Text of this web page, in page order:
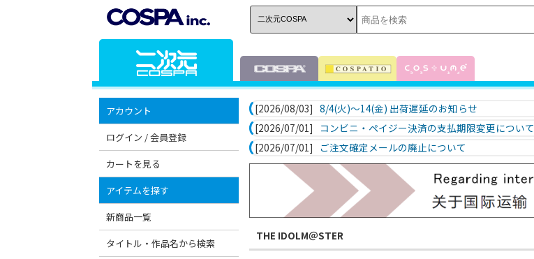
アカウント
ログイン / 会員登録
カートを見る
アイテムを探す
新商品一覧
タイトル・作品名から検索
[2026/08/03] 8/4(火)～14(金) 出荷遅延のお知らせ
[2026/07/01]
コンビニ・ペイジー決済の支払期限変更について
[2026/07/01]
ご注文確定メールの廃止について
THE IDOLM＠STER